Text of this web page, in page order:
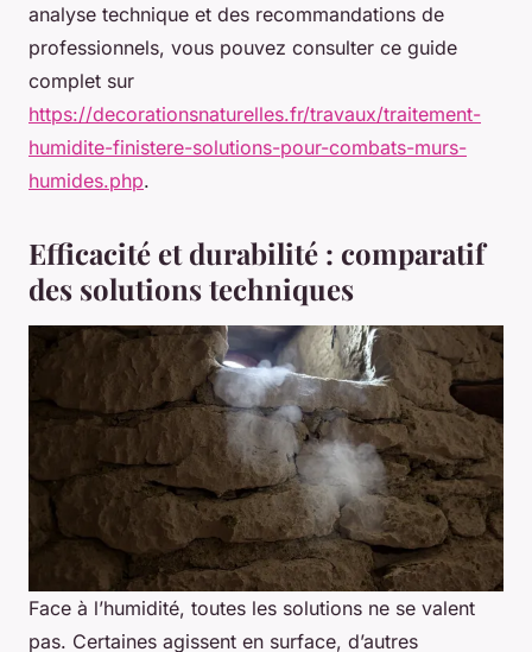
analyse technique et des recommandations de
professionnels, vous pouvez consulter ce guide
complet sur
https://decorationsnaturelles.fr/travaux/traitement-
humidite-finistere-solutions-pour-combats-murs-
humides.php.
Efficacité et durabilité : comparatif
des solutions techniques
Face à l’humidité, toutes les solutions ne se valent
pas. Certaines agissent en surface, d’autres